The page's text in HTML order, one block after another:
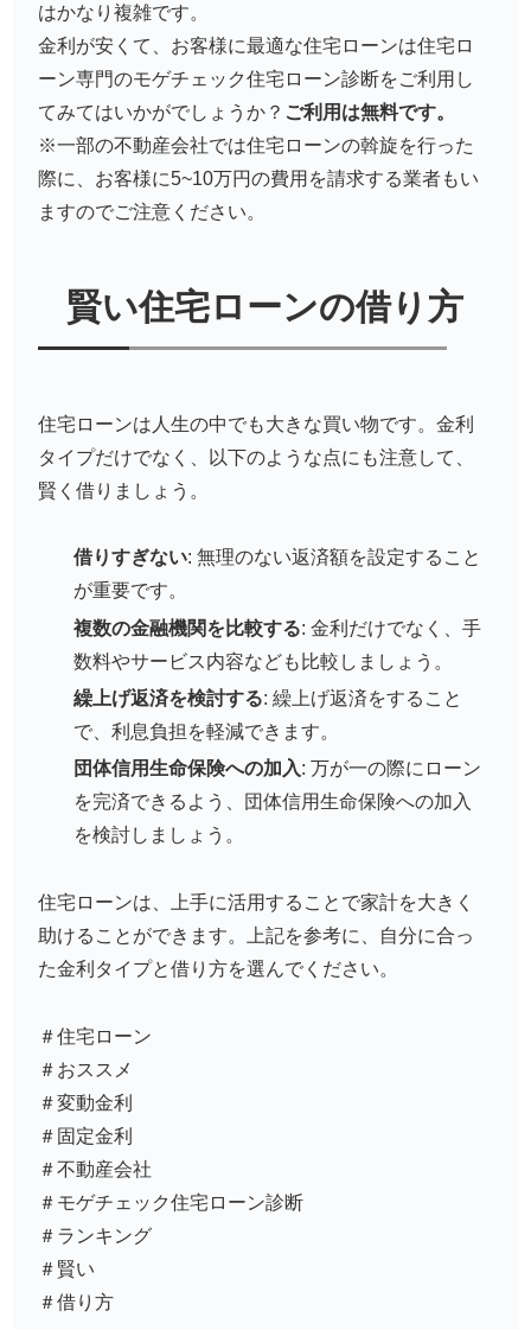
はかなり複雑です。
金利が安くて、お客様に最適な住宅ローンは住宅ロ
ーン専門のモゲチェック住宅ローン診断をご利用し
てみてはいかがでしょうか？ ご利用は無料です。
※一部の不動産会社では住宅ローンの斡旋を行った
際に、お客様に5~10万円の費用を請求する業者もい
ますのでご注意ください。
賢い住宅ローンの借り方
住宅ローンは人生の中でも大きな買い物です。金利
タイプだけでなく、以下のような点にも注意して、
賢く借りましょう。
借りすぎない: 無理のない返済額を設定すること
が重要です。
複数の金融機関を比較する: 金利だけでなく、手
数料やサービス内容なども比較しましょう。
繰上げ返済を検討する: 繰上げ返済をすること
で、利息負担を軽減できます。
団体信用生命保険への加入: 万が一の際にローン
を完済できるよう、団体信用生命保険への加入
を検討しましょう。
住宅ローンは、上手に活用することで家計を大きく
助けることができます。上記を参考に、自分に合っ
た金利タイプと借り方を選んでください。
＃住宅ローン
＃おススメ
＃変動金利
＃固定金利
＃不動産会社
＃モゲチェック住宅ローン診断
＃ランキング
＃賢い
＃借り方